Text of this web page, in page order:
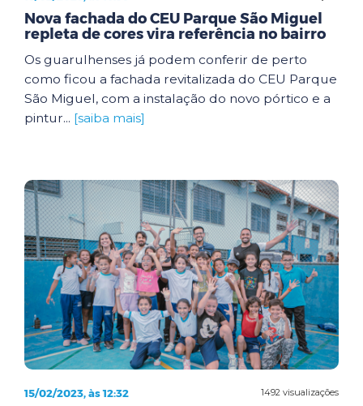
Nova fachada do CEU Parque São Miguel
repleta de cores vira referência no bairro
Os guarulhenses já podem conferir de perto
como ficou a fachada revitalizada do CEU Parque
São Miguel, com a instalação do novo pórtico e a
pintur... [saiba mais]
1492 visualizações
15/02/2023, às 12:32